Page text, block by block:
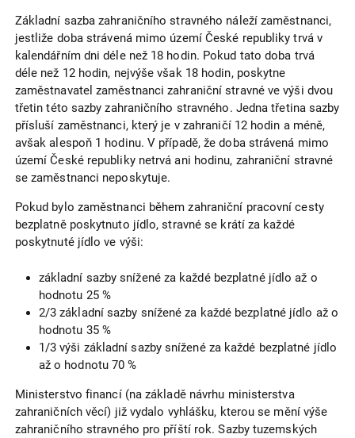
Základní sazba zahraničního stravného náleží zaměstnanci,
jestliže doba strávená mimo území České republiky trvá v
kalendářním dni déle než 18 hodin. Pokud tato doba trvá
déle než 12 hodin, nejvýše však 18 hodin, poskytne
zaměstnavatel zaměstnanci zahraniční stravné ve výši dvou
třetin této sazby zahraničního stravného. Jedna třetina sazby
přísluší zaměstnanci, který je v zahraničí 12 hodin a méně,
avšak alespoň 1 hodinu. V případě, že doba strávená mimo
území České republiky netrvá ani hodinu, zahraniční stravné
se zaměstnanci neposkytuje.
Pokud bylo zaměstnanci během zahraniční pracovní cesty
bezplatně poskytnuto jídlo, stravné se krátí za každé
poskytnuté jídlo ve výši:
základní sazby snížené za každé bezplatné jídlo až o
hodnotu 25 %
2/3 základní sazby snížené za každé bezplatné jídlo až o
hodnotu 35 %
1/3 výši základní sazby snížené za každé bezplatné jídlo
až o hodnotu 70 %
Ministerstvo financí (na základě návrhu ministerstva
zahraničních věcí) již vydalo vyhlášku, kterou se mění výše
zahraničního stravného pro příští rok. Sazby tuzemských